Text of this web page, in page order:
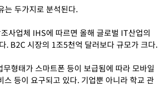
는 두가지로 분석된다.
사업체 IHS에 따르면 올해 글로벌 IT산업의
. B2C 시장의 1조5천억 달러보다 규모가 크다.
형태가 스마트폰 등이 보급됨에 따라 모바일
등이 요구되고 있다. 기업뿐 아니라 학교 관